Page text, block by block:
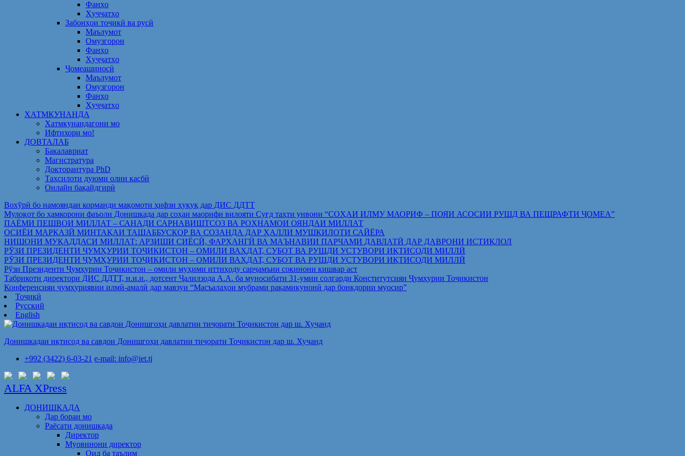
Фанҳо
Ҳуҷҷатҳо
Забонҳои тоҷикӣ ва русӣ
Маълумот
Омузгорон
Фанҳо
Ҳуҷҷатҳо
Ҷомеашиносӣ
Маълумот
Омузгорон
Фанҳо
Ҳуҷҷатҳо
ХАТМКУНАНДА
Хатмкунандагони мо
Ифтихори мо!
ДОВТАЛАБ
Бакалавриат
Магистратура
Докторантура PhD
Таҳсилоти дуюми олии касбӣ
Онлайн бақайдгирӣ
Вохўрӣ бо намояндаи корманди мақомоти ҳифзи ҳуқуқ дар ДИС ДДТТ
Мулоқот бо ҳамкорони фаъоли Донишкада дар соҳаи маорифи вилояти Суғд таҳти унвони “СОҲАИ ИЛМУ МАОРИФ – ПОЯИ АСОСИИ РУШД ВА ПЕШРАФТИ ҶОМЕА”
ПАЁМИ ПЕШВОИ МИЛЛАТ – САНАДИ САРНАВИШТСОЗ ВА РОҲНАМОИ ОЯНДАИ МИЛЛАТ
ОСИЁИ МАРКАЗӢ МИНТАҚАИ ТАШАББУСКОР ВА СОЗАНДА ДАР ҲАЛЛИ МУШКИЛОТИ САЙЁРА
НИШОНИ МУҚАДДАСИ МИЛЛАТ: АРЗИШИ СИЁСӢ, ФАРҲАНГӢ ВА МАЪНАВИИ ПАРЧАМИ ДАВЛАТӢ ДАР ДАВРОНИ ИСТИҚЛОЛ
РӮЗИ ПРЕЗИДЕНТИ ҶУМҲУРИИ ТОҶИКИСТОН – ОМИЛИ ВАҲДАТ, СУБОТ ВА РУШДИ УСТУВОРИ ИҚТИСОДИ МИЛЛӢ
РӮЗИ ПРЕЗИДЕНТИ ҶУМҲУРИИ ТОҶИКИСТОН – ОМИЛИ ВАҲДАТ, СУБОТ ВА РУШДИ УСТУВОРИ ИҚТИСОДИ МИЛЛӢ
Рўзи Президенти Ҷумҳурии Тоҷикистон – омили муҳими иттиҳоду сарҷамъии сокинони кишвар аст
Табрикоти директори ДИС ДДТТ, н.и.и., дотсент Ҷалилзода А.А. ба муносибати 31-умин солгарди Конститутсияи Ҷумҳурии Тоҷикистон
Конференсияи ҷумҳуриявии илмӣ-амалӣ дар мавзуи “Масъалаҳои мубрами рақамикунонӣ дар бонкдории муосир”
Тоҷикӣ
Русский
English
Донишкадаи иқтисод ва савдои Донишгоҳи давлатии тиҷорати Тоҷикистон дар ш. Хуҷанд
+992 (3422) 6-03-21 e-mail: info@iet.tj
ALFA XPress
ДОНИШКАДА
Дар бораи мо
Раёсати донишкада
Директор
Муовинони директор
Оид ба таълим